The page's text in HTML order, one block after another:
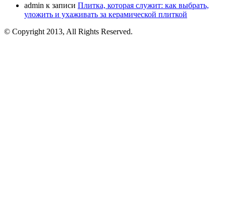
admin к записи Плитка, которая служит: как выбрать,
уложить и ухаживать за керамической плиткой
© Copyright 2013, All Rights Reserved.